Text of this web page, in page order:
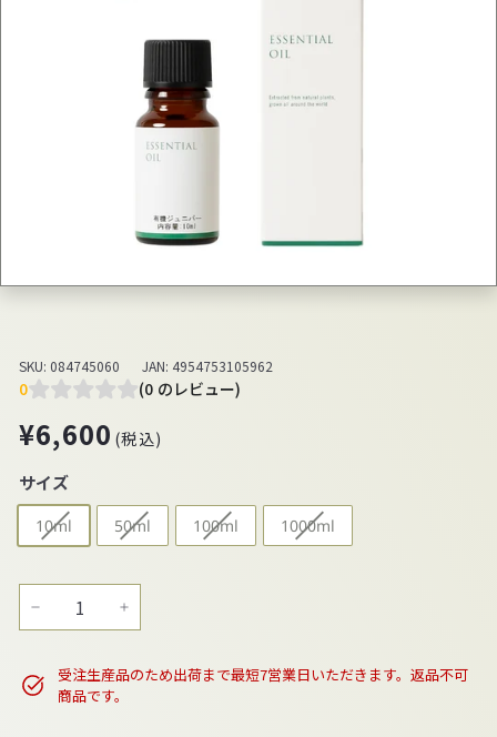
SKU: 084745060 JAN: 4954753105962
0
(0 のレビュー)
通
常
価
格
¥6,600 (税込)
サイズ
10ml 50ml 100ml 1000ml
受注生産品のため出荷まで最短7営業日いただきます。返品不可
商品です。